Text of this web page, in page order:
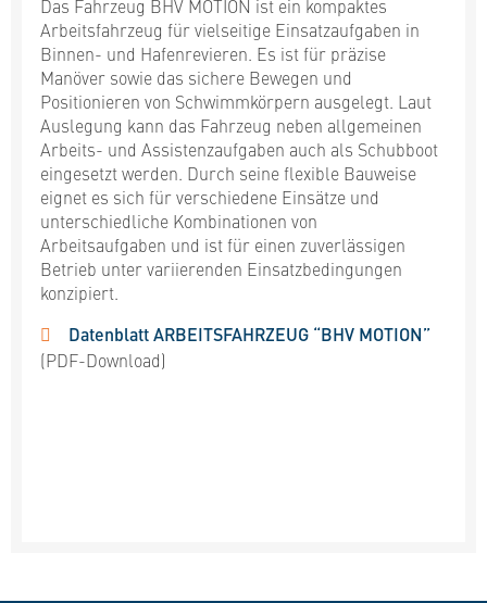
Das Fahrzeug BHV MOTION ist ein kompaktes
Arbeitsfahrzeug für vielseitige Einsatzaufgaben in
Binnen- und Hafenrevieren. Es ist für präzise
Manöver sowie das sichere Bewegen und
Positionieren von Schwimmkörpern ausgelegt. Laut
Auslegung kann das Fahrzeug neben allgemeinen
Arbeits- und Assistenzaufgaben auch als Schubboot
eingesetzt werden. Durch seine flexible Bauweise
eignet es sich für verschiedene Einsätze und
unterschiedliche Kombinationen von
Arbeitsaufgaben und ist für einen zuverlässigen
Betrieb unter variierenden Einsatzbedingungen
konzipiert.
Datenblatt ARBEITSFAHRZEUG “BHV MOTION”
(PDF-Download)